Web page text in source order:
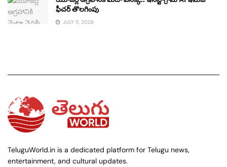
ఫీచర్ తొలగింపు
JULY 11, 2026
TeluguWorld.in is a dedicated platform for Telugu news,
entertainment, and cultural updates.